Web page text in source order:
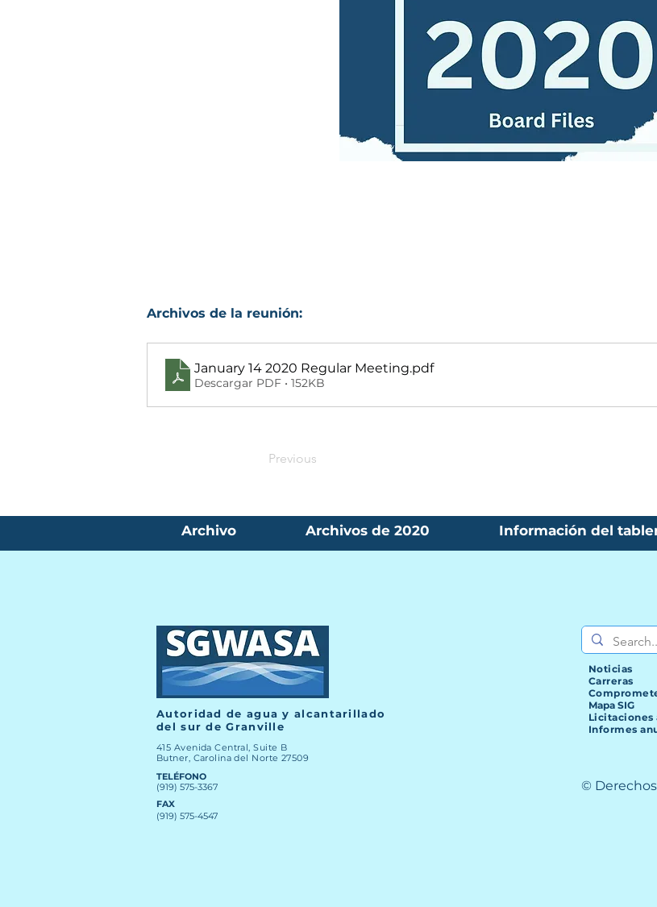
Archivos de la reunión:
January 14 2020 Regular Meeting.pdf
Descargar PDF • 152KB
Previous
Archivo Archivos de 2020 Información del
Autoridad de agua y alcantarillado
del sur de Granville
415 Avenida Central, Suite B
Butner, Carolina del Norte 27509
TELÉFONO
(919) 575-3367
FAX
(919) 575-4547
Noticias
Carreras
Mapa SIG
Licitaciones
Informes
©